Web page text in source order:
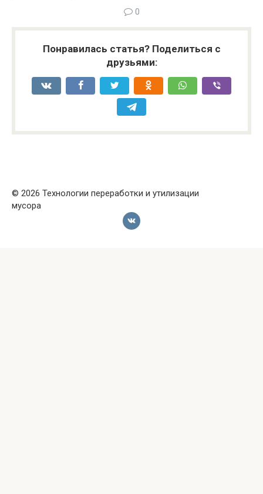
0
Понравилась статья? Поделиться с
друзьями:
© 2026 Технологии переработки и утилизации
мусора